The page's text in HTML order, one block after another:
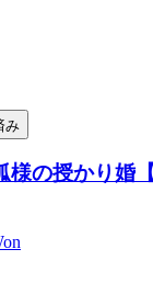
み
様の授かり婚